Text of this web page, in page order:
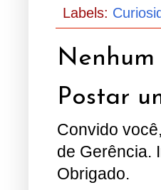
Labels:
Postar
Convido
de Gerência.
Obrigado.